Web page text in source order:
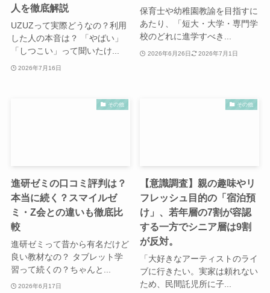
人を徹底解説
UZUZって実際どうなの？利用
した人の本音は？ 「やばい」
「しつこい」って聞いたけ...
2026年7月16日
保育士や幼稚園教諭を目指すに
あたり、「短大・大学・専門学
校のどれに進学すべき...
2026年6月26日 2026年7月1日
その他
進研ゼミの口コミ評判は？
本当に続く？スマイルゼ
ミ・Z会との違いも徹底比
較
進研ゼミって昔から有名だけど
良い教材なの？ タブレット学
習って続くの？ちゃんと...
2026年6月17日
その他
【意識調査】親の趣味やリ
フレッシュ目的の「宿泊預
け」、若年層の7割が容認
する一方でシニア層は9割
が反対。
「大好きなアーティストのライ
ブに行きたい。実家は頼れない
ため、民間託児所に子...